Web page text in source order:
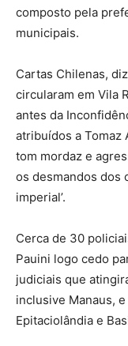
composto pela
municipais.
Cartas Chilenas,
circularam em Vila
antes da
atribuídos a Tomaz
tom mordaz e
os desmandos dos
imperial’.
Cerca de 30
Pauini logo cedo
judiciais que
inclusive Manaus,
Epitaciolândia e